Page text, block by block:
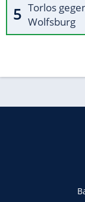
Torlos
Wolfsburg